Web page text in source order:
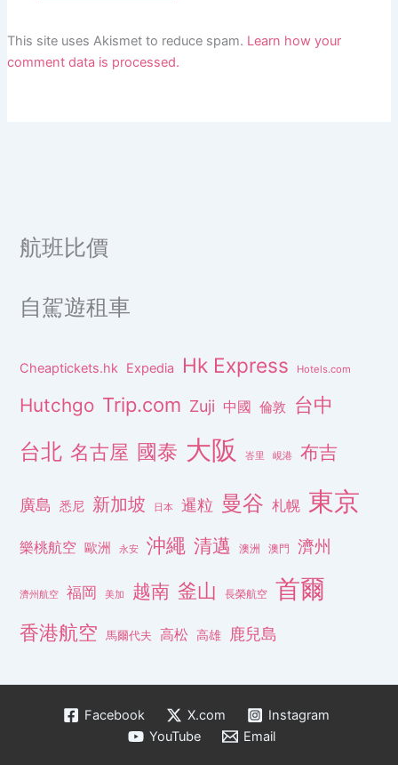
This site uses Akismet to reduce spam. Learn how your
comment data is processed.
航班比價
自駕遊租車
Cheaptickets.hk Expedia Hk Express Hotels.com
Hutchgo Trip.com Zuji 中國 倫敦 台中
台北 名古屋 國泰 大阪 峇里 峴港 布吉
廣島 悉尼 新加坡 日本 暹粒 曼谷 札幌 東京
樂桃航空 歐洲 永安 沖繩 清邁 澳洲 澳門 濟州
濟州航空 福岡 美加 越南 釜山 長榮航空 首爾
香港航空 馬爾代夫 高松 高雄 鹿兒島
Facebook X.com
Instagram
YouTube
Email